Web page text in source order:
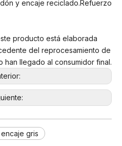
y encaje reciclado.Refuerzo
producto está elaborada
del reprocesamiento de
han llegado al consumidor final.
gris